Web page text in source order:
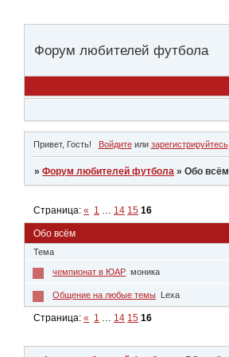
Форум любителей футбола
Привет, Гость! Войдитеили зарегистрируйтесь.
»Форум любителей футбола »Обо всём
Обо всём
Страница:« 1 14 15 16
Тема
чемпионат в ЮАР моника
Общение на любые темы Lexa
Страница:« 1 … 14 15 16